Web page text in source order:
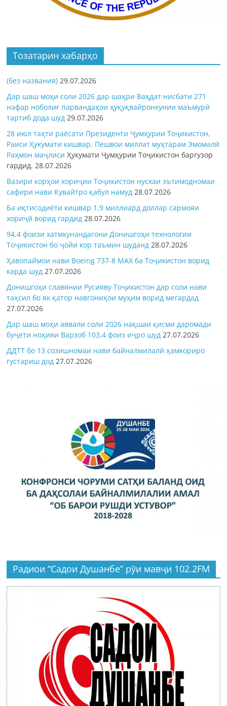
Тозатарин хабарҳо
(без названия) 29.07.2026
Дар шаш моҳи соли 2026 дар шаҳри Ваҳдат нисбати 271
нафар ноболиғ парвандаҳои ҳуқуқвайронкунии маъмурӣ
тартиб дода шуд 29.07.2026
28 июл таҳти раёсати Президенти Ҷумҳурии Тоҷикистон,
Раиси Ҳукумати кишвар, Пешвои миллат муҳтарам Эмомалӣ
Раҳмон маҷлисиҲукумати Ҷумҳурии Тоҷикистон баргузор
гардид.28.07.2026
Вазири корҳои хориҷии Тоҷикистон нусхаи эътимодномаи
сафири нави Кувайтро қабул намуд 28.07.2026
Ба иқтисодиёти кишвар 1,9 миллиард доллар сармояи
хориҷӣ ворид гардид 28.07.2026
94,4 фоизи хатмкунандагони Донишгоҳи технологии
Тоҷикистон бо ҷойи кор таъмин шуданд 28.07.2026
Ҳавопаймои нави Boeing 737-8 MAX ба Тоҷикистон ворид
карда шуд 27.07.2026
Донишгоҳи славянии Русияву Тоҷикистон дар соли нави
таҳсил бо як қатор навгониҳои муҳим ворид мегардад
27.07.2026
Дар шаш моҳи аввали соли 2026 нақшаи қисми даромади
буҷети ноҳияи Варзоб 103,4 фоиз иҷро шуд 27.07.2026
ДДТТ бо 13 созишномаи нави байналмилалӣ ҳамкориро
густариш дод 27.07.2026
Радиои “Садои Душанбе” рӯи мавҷи 102.2FM